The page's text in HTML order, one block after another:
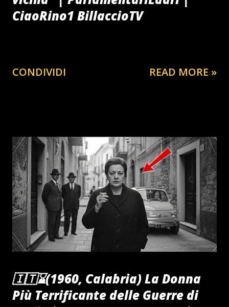
CiaoRino1 BillaccioTV
CONDIVIDI READ MORE »
🇮🇹⌛️(1960, Calabria) La Donna
Più Terrificante delle Guerre di